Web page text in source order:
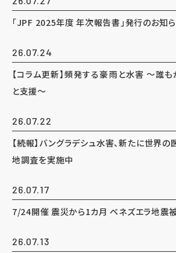
「JPF 2025年度 年次報告書」発行のお知
26.07.24
【コラム更新】頻発する豪雨と水害 ～誰
と支援～
26.07.22
【続報】バングラデシュ水害、新たに世界
地調査を実施中
26.07.17
7/24開催 震災から1カ月 ベネズエラ地震
26.07.13